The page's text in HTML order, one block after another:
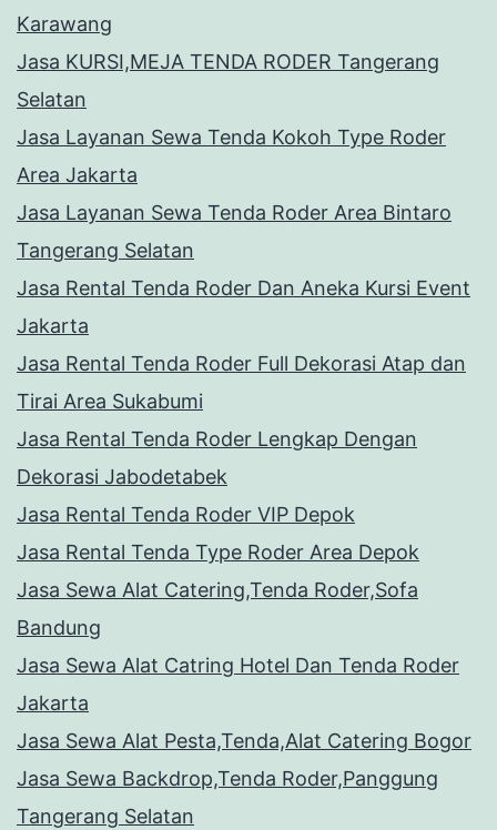
Karawang
Jasa KURSI,MEJA TENDA RODER Tangerang
Selatan
Jasa Layanan Sewa Tenda Kokoh Type Roder
Area Jakarta
Jasa Layanan Sewa Tenda Roder Area Bintaro
Tangerang Selatan
Jasa Rental Tenda Roder Dan Aneka Kursi Event
Jakarta
Jasa Rental Tenda Roder Full Dekorasi Atap dan
Tirai Area Sukabumi
Jasa Rental Tenda Roder Lengkap Dengan
Dekorasi Jabodetabek
Jasa Rental Tenda Roder VIP Depok
Jasa Rental Tenda Type Roder Area Depok
Jasa Sewa Alat Catering,Tenda Roder,Sofa
Bandung
Jasa Sewa Alat Catring Hotel Dan Tenda Roder
Jakarta
Jasa Sewa Alat Pesta,Tenda,Alat Catering Bogor
Jasa Sewa Backdrop,Tenda Roder,Panggung
Tangerang Selatan